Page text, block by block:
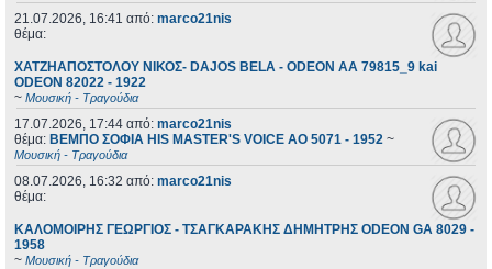
21.07.2026, 16:41 από: marco21nis
θέμα:
ΧΑΤΖΗΑΠΟΣΤΟΛΟΥ ΝΙΚΟΣ- DAJOS BELA - ODEON AA 79815_9 kai
ODEON 82022 - 1922
~ Μουσική - Τραγούδια
17.07.2026, 17:44 από: marco21nis
θέμα: ΒΕΜΠΟ ΣΟΦΙΑ HIS MASTER'S VOICE AO 5071 - 1952 ~
Μουσική - Τραγούδια
08.07.2026, 16:32 από: marco21nis
θέμα:
ΚΑΛΟΜΟΙΡΗΣ ΓΕΩΡΓΙΟΣ - ΤΣΑΓΚΑΡΑΚΗΣ ΔΗΜΗΤΡΗΣ ODEON GA 8029 -
1958
~ Μουσική - Τραγούδια